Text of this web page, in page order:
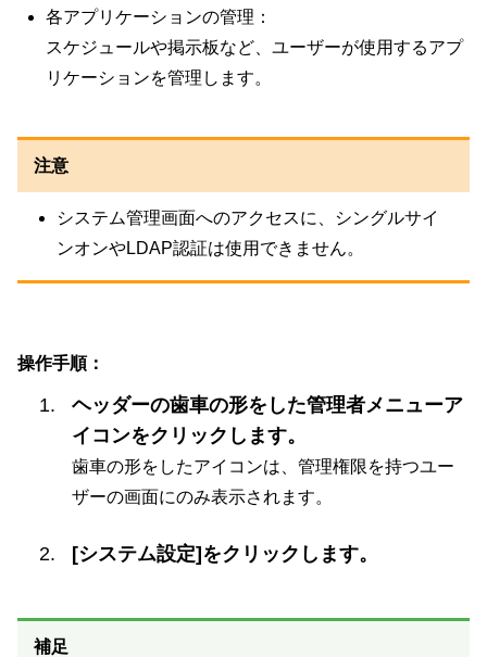
各アプリケーションの管理：
スケジュールや掲示板など、ユーザーが使用するアプ
リケーションを管理します。
注意
システム管理画面へのアクセスに、シングルサイ
ンオンやLDAP認証は使用できません。
操作手順：
ヘッダーの歯車の形をした管理者メニューア
イコンをクリックします。
歯車の形をしたアイコンは、管理権限を持つユー
ザーの画面にのみ表示されます。
[システム設定]をクリックします。
補足